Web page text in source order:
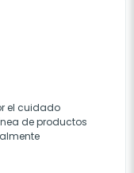
el cuidado
de productos